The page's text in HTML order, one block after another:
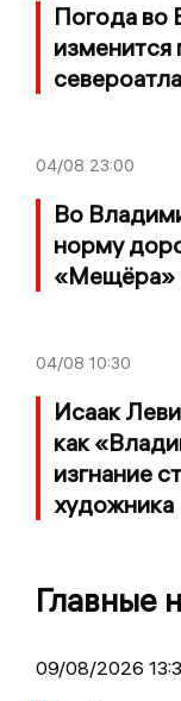
Погода во
изменится
04/08 23:00
Во
норму
«Мещёра»
04/08 10:30
Исаак
как
изгнание
художника
Главные
09/08/2026